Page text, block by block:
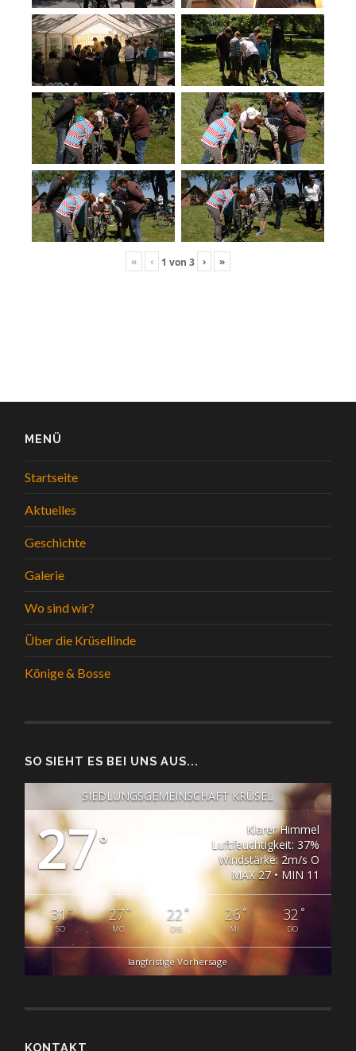
« ‹ 1 von 3 › »
MENÜ
Startseite
Aktuelles
Geschichte
Galerie
Wo sind wir?
Über die Krüsellinde
Könige & Bosse
SO SIEHT ES BEI UNS AUS...
SIEDLUNGSGEMEINSCHAFT KRÜSEL
27°
Klarer Himmel
Luftfeuchtigkeit: 37%
Windstärke: 2m/s O
MAX 27 • MIN 11
31°
SO
27°
MO
22 °
DIE
26°
MI
32 °
DO
langfristige Vorhersage
KONTAKT